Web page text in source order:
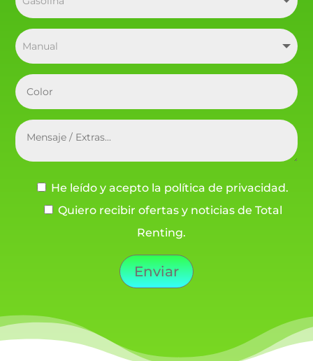
He leído y acepto la política de privacidad.
Quiero recibir ofertas y noticias de Total
Renting.
Enviar